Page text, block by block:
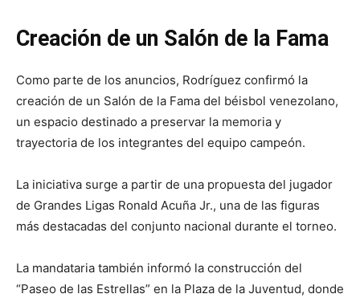
Creación de un Salón de la Fama
Como parte de los anuncios, Rodríguez confirmó la
creación de un Salón de la Fama del béisbol venezolano,
un espacio destinado a preservar la memoria y
trayectoria de los integrantes del equipo campeón.
La iniciativa surge a partir de una propuesta del jugador
de Grandes Ligas Ronald Acuña Jr., una de las figuras
más destacadas del conjunto nacional durante el torneo.
La mandataria también informó la construcción del
“Paseo de las Estrellas” en la Plaza de la Juventud, donde